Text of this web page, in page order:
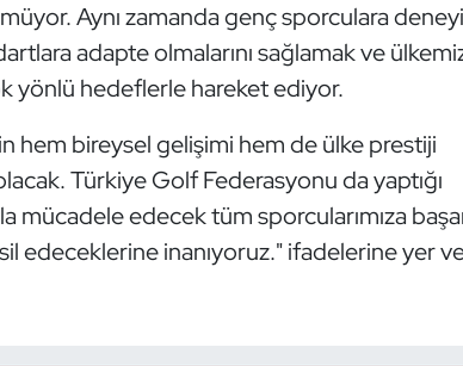
Aynı zamanda genç sporculara
adapte olmalarını sağlamak ve
yönlü hedeflerle hareket ediyor.
hem bireysel gelişimi hem de ülke prestiji
Türkiye Golf Federasyonu da yaptığı
mücadele edecek tüm sporcularımıza
edeceklerine inanıyoruz." ifadelerine yer